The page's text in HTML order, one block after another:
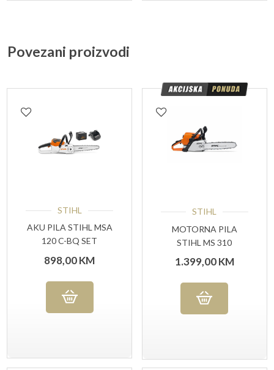
Povezani proizvodi
STIHL
AKU PILA STIHL MSA
120 C-BQ SET
(AK20+AL101)
898,00KM
STIHL
MOTORNA PILA
STIHL MS 310
1.399,00KM